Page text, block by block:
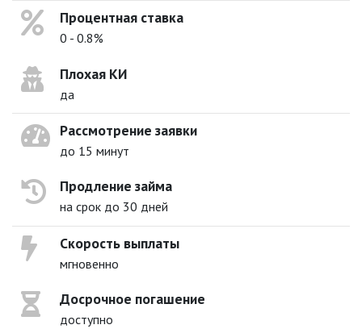
Процентная ставка
0 - 0.8%
Плохая КИ
да
Рассмотрение заявки
до 15 минут
Продление займа
на срок до 30 дней
Скорость выплаты
мгновенно
Досрочное погашение
доступно